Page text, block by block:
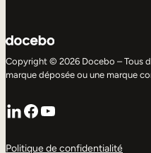
Copyright © 2026 Docebo – Tous
marque déposée ou une marque
LinkedIn
Facebook
YouTube
Politique de confidentialité